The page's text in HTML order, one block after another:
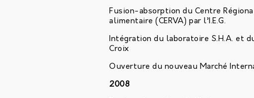
Fusion-absorption du Centre
alimentaire (CERVA) par l’I.E.G.
Intégration du laboratoire S.H.A. et
Croix
Ouverture du nouveau Marché
2008